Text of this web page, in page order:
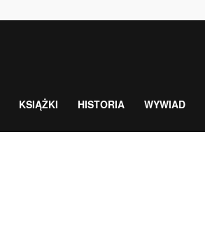
KSIĄŻKI HISTORIA WYWIAD